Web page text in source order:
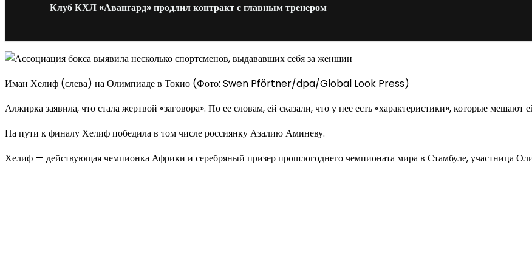
Клуб КХЛ «Авангард» продлил контракт с главным тренером
Иман Хелиф (слева) на Олимпиаде в Токио (Фото: Swen Pförtner/dpa/Global Look Press)
Алжирка заявила, что стала жертвой «заговора». По ее словам, ей сказали, что у нее есть «характеристики», которые
На пути к финалу Хелиф победила в том числе россиянку Азалию Аминеву.
Хелиф — действующая чемпионка Африки и серебряный призер прошлогоднего чемпионата мира в Стамбуле, участница